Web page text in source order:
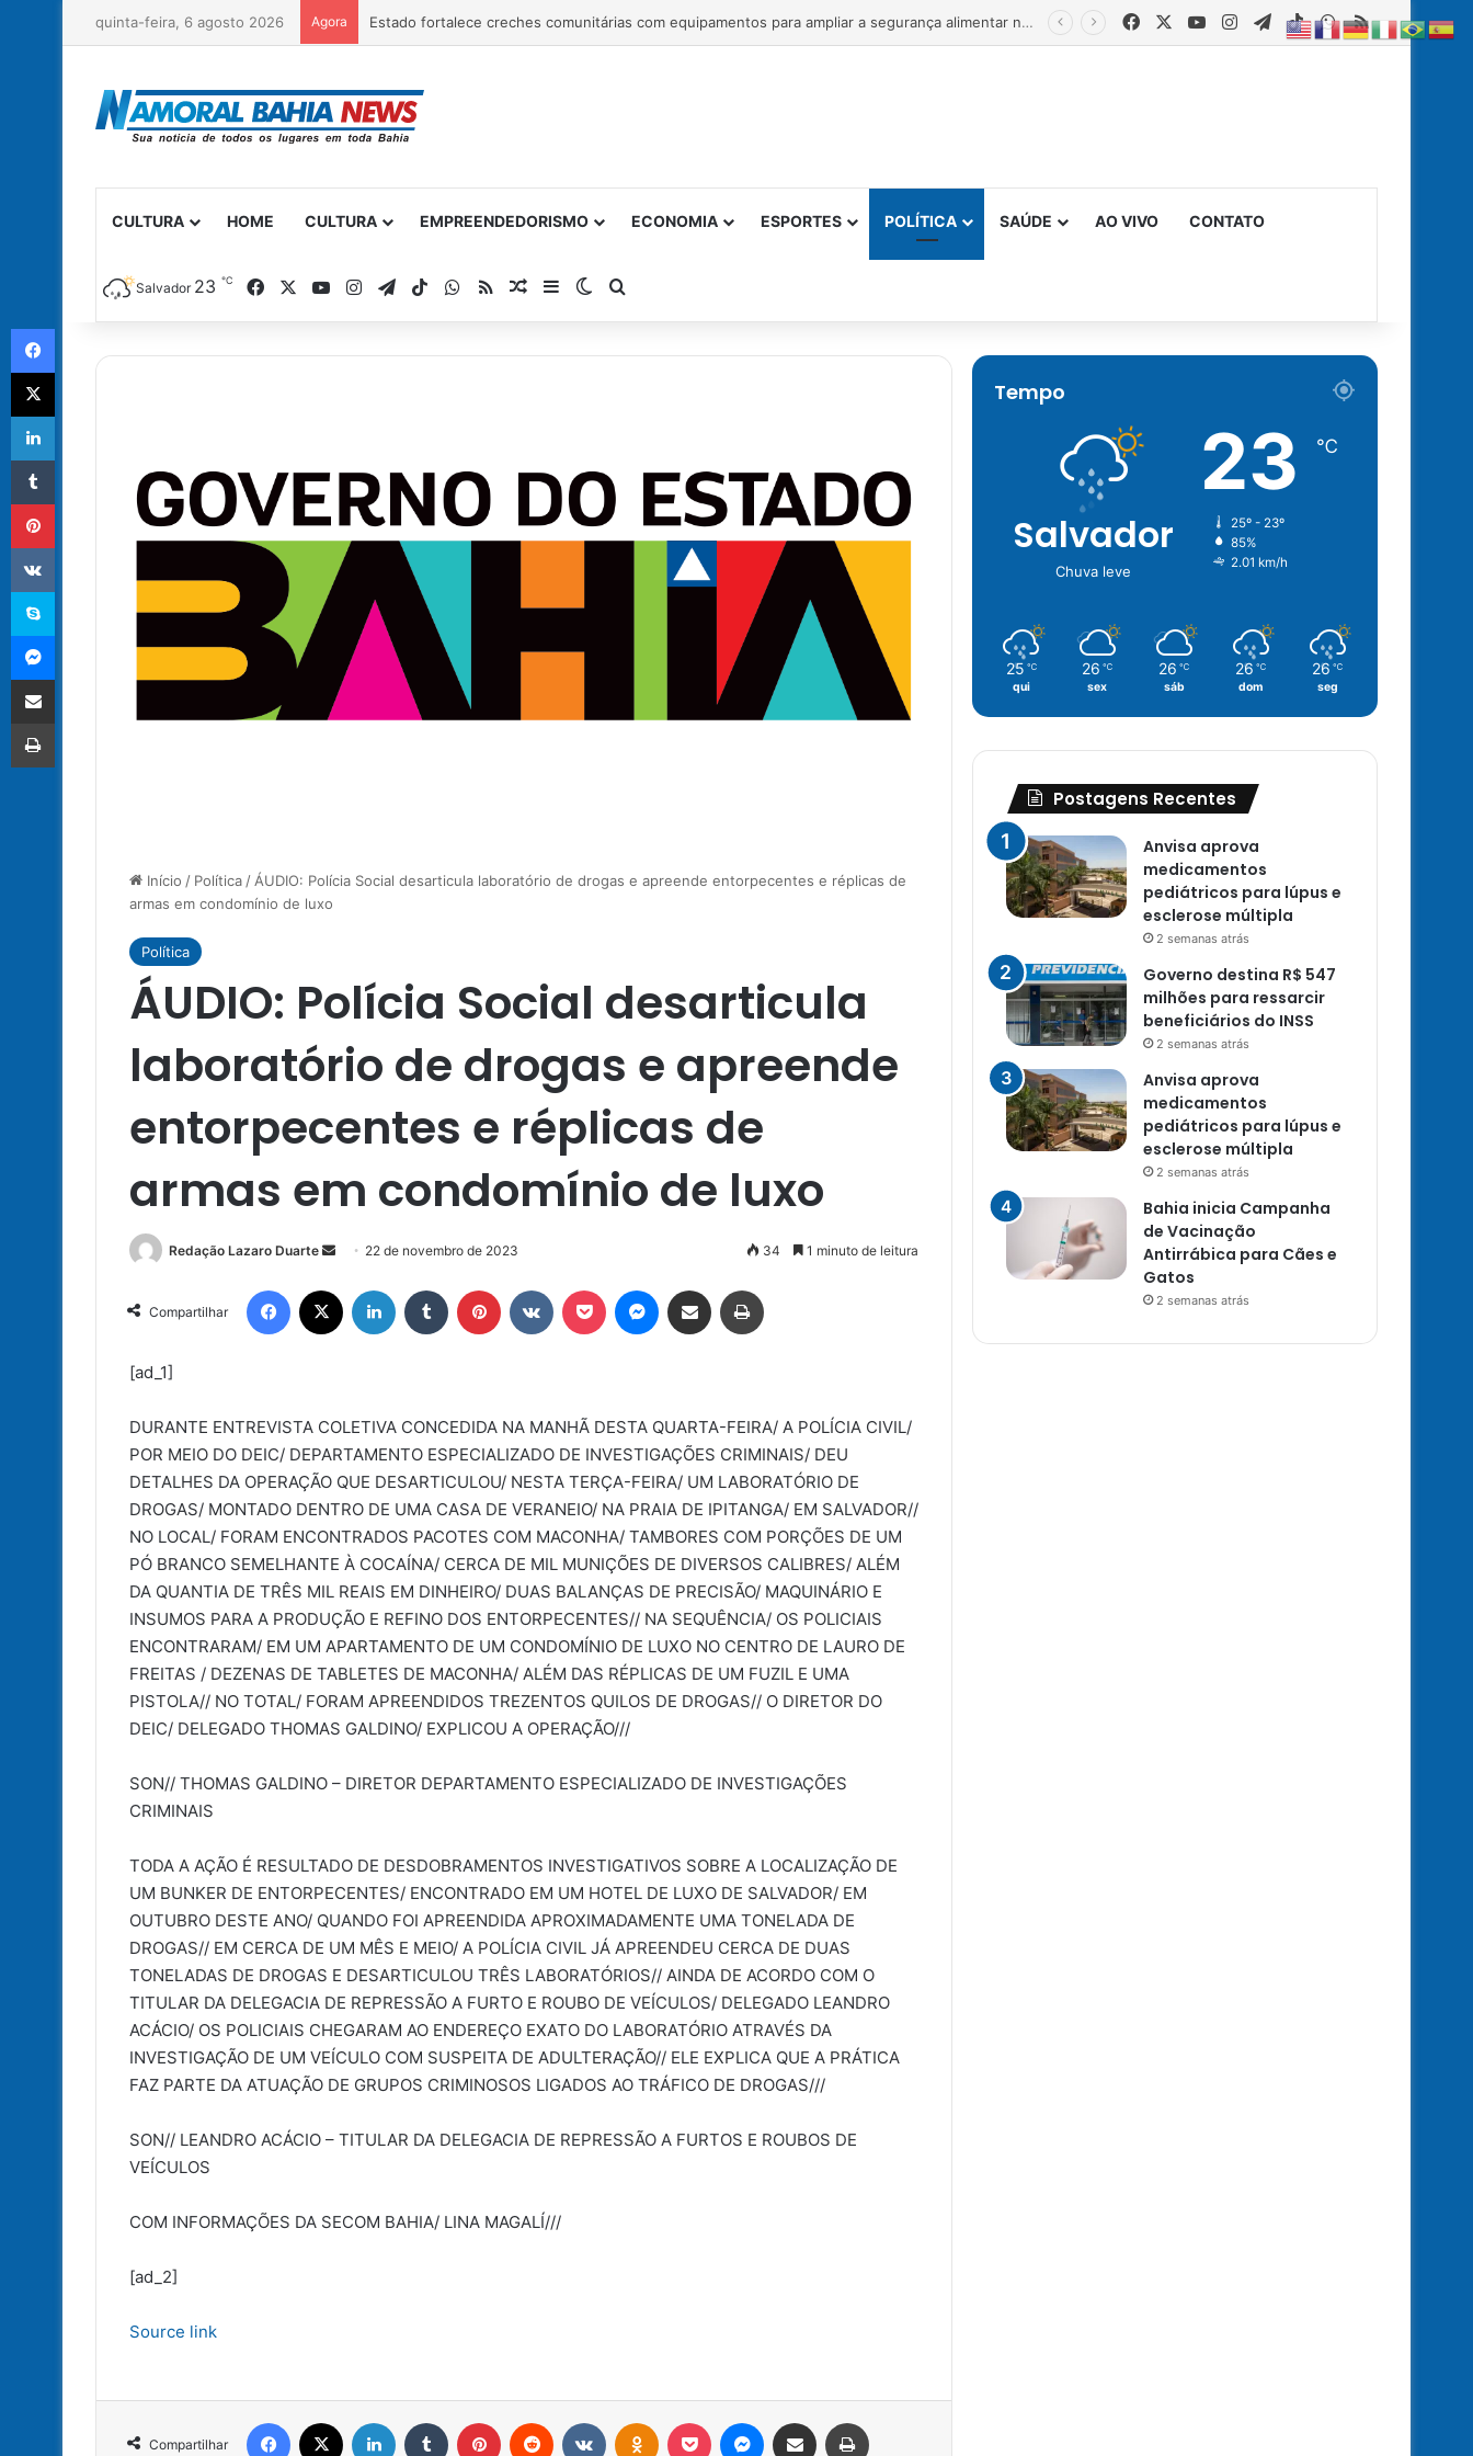
quinta-feira, 6 agosto 2026 Agora Estado fortalece creches comunitárias com equipamentos para ampliar a segurança alimentar na primeira infância FacebookYouTubeInstagram
Telegram
TikTokWhatsApp
RSS
CULTURA HOME CULTURA EMPREENDEDORISMO ECONOMIA ESPORTES POLÍTICA SAÚDE AO VIVO CONTATO
Salvador 23 ℃ FacebookYouTubeInstagram
TelegramTikTokWhatsApp
RSSArtigo Aleatório
Barra Lateral
Switch skin
Procurar por
Início / Política/ÁUDIO: Polícia Social desarticula laboratório de drogas e apreende entorpecentes e réplicas de
armas em condomínio de luxo
Política
ÁUDIO: Polícia Social desarticula
laboratório de drogas e apreende
entorpecentes e réplicas de
armas em condomínio de luxo
Redação Lazaro Duarte
Mande
e-
mail
22 de novembro de 2023 34 1 minuto de leitura
Compartilhar
Facebook Linkedin Tumblr Pinterest Pocket Messenger
Compartilhar via e-mail
[ad_1]
DURANTE ENTREVISTA COLETIVA CONCEDIDA NA MANHÃ DESTA QUARTA-FEIRA/ A POLÍCIA CIVIL/
POR MEIO DO DEIC/ DEPARTAMENTO ESPECIALIZADO DE INVESTIGAÇÕES CRIMINAIS/ DEU
DETALHES DA OPERAÇÃO QUE DESARTICULOU/ NESTA TERÇA-FEIRA/ UM LABORATÓRIO DE
DROGAS/ MONTADO DENTRO DE UMA CASA DE VERANEIO/ NA PRAIA DE IPITANGA/ EM SALVADOR//
NO LOCAL/ FORAM ENCONTRADOS PACOTES COM MACONHA/ TAMBORES COM PORÇÕES DE UM
PÓ BRANCO SEMELHANTE À COCAÍNA/ CERCA DE MIL MUNIÇÕES DE DIVERSOS CALIBRES/ ALÉM
DA QUANTIA DE TRÊS MIL REAIS EM DINHEIRO/ DUAS BALANÇAS DE PRECISÃO/ MAQUINÁRIO E
INSUMOS PARA A PRODUÇÃO E REFINO DOS ENTORPECENTES// NA SEQUÊNCIA/ OS POLICIAIS
ENCONTRARAM/ EM UM APARTAMENTO DE UM CONDOMÍNIO DE LUXO NO CENTRO DE LAURO DE
FREITAS / DEZENAS DE TABLETES DE MACONHA/ ALÉM DAS RÉPLICAS DE UM FUZIL E UMA
PISTOLA// NO TOTAL/ FORAM APREENDIDOS TREZENTOS QUILOS DE DROGAS// O DIRETOR DO
DEIC/ DELEGADO THOMAS GALDINO/ EXPLICOU A OPERAÇÃO///
SON// THOMAS GALDINO – DIRETOR DEPARTAMENTO ESPECIALIZADO DE INVESTIGAÇÕES
CRIMINAIS
TODA A AÇÃO É RESULTADO DE DESDOBRAMENTOS INVESTIGATIVOS SOBRE A LOCALIZAÇÃO DE
UM BUNKER DE ENTORPECENTES/ ENCONTRADO EM UM HOTEL DE LUXO DE SALVADOR/ EM
OUTUBRO DESTE ANO/ QUANDO FOI APREENDIDA APROXIMADAMENTE UMA TONELADA DE
DROGAS// EM CERCA DE UM MÊS E MEIO/ A POLÍCIA CIVIL JÁ APREENDEU CERCA DE DUAS
TONELADAS DE DROGAS E DESARTICULOU TRÊS LABORATÓRIOS// AINDA DE ACORDO COM O
TITULAR DA DELEGACIA DE REPRESSÃO A FURTO E ROUBO DE VEÍCULOS/ DELEGADO LEANDRO
ACÁCIO/ OS POLICIAIS CHEGARAM AO ENDEREÇO EXATO DO LABORATÓRIO ATRAVÉS DA
INVESTIGAÇÃO DE UM VEÍCULO COM SUSPEITA DE ADULTERAÇÃO// ELE EXPLICA QUE A PRÁTICA
FAZ PARTE DA ATUAÇÃO DE GRUPOS CRIMINOSOS LIGADOS AO TRÁFICO DE DROGAS///
SON// LEANDRO ACÁCIO – TITULAR DA DELEGACIA DE REPRESSÃO A FURTOS E ROUBOS DE
VEÍCULOS
COM INFORMAÇÕES DA SECOM BAHIA/ LINA MAGALÍ///
[ad_2]
Source link
Compartilhar
Facebook Linkedin Tumblr Pinterest Reddit Pocket Messenger
Compartilhar via e-mail
Tempo
Salvador
Chuva leve
23 ℃
25º - 23º
85%
2.01 km/h
25 ℃
qui
26 ℃
sex
26 ℃
sáb
26 ℃
dom
26 ℃
seg
Postagens Recentes
Anvisa aprova
medicamentos
pediátricos para lúpus e
esclerose múltipla
2 semanas atrás
Governo destina R$ 547
milhões para ressarcir
beneficiários do INSS
2 semanas atrás
Anvisa aprova
medicamentos
pediátricos para lúpus e
esclerose múltipla
2 semanas atrás
Bahia inicia Campanha
de Vacinação
Antirrábica para Cães e
Gatos
2 semanas atrás
Facebook
X
Linkedin
Tumblr
Pinterest
VK
Skype
Messenger
Compartilhar via e-mail